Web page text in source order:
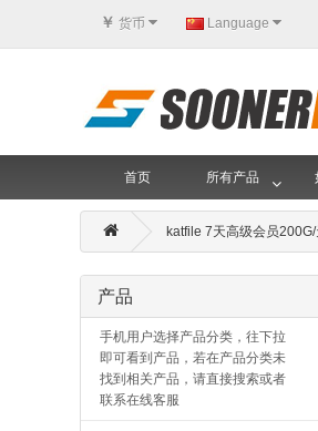
￥ 货币 Language
首页 所有产品
katfile 7天高级会员200G/
产品
手机用户选择产品分类，往下拉
即可看到产品，若在产品分类未
找到相关产品，请直接搜索或者
联系在线客服